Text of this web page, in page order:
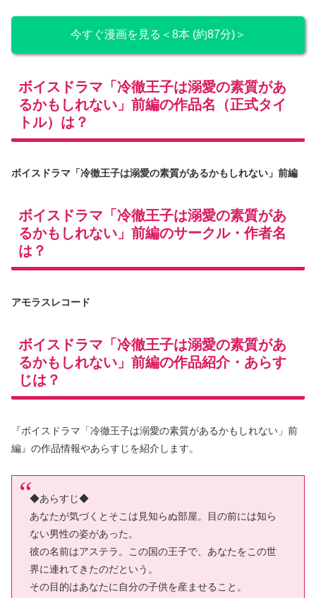
今すぐ漫画を見る＜8本 (約87分)＞
ボイスドラマ「冷徹王子は溺愛の素質があ
るかもしれない」前編の作品名（正式タイ
トル）は？
ボイスドラマ「冷徹王子は溺愛の素質があるかもしれない」前編
ボイスドラマ「冷徹王子は溺愛の素質があ
るかもしれない」前編のサークル・作者名
は？
アモラスレコード
ボイスドラマ「冷徹王子は溺愛の素質があ
るかもしれない」前編の作品紹介・あらす
じは？
『ボイスドラマ「冷徹王子は溺愛の素質があるかもしれない」前
編』の作品情報やあらすじを紹介します。
◆あらすじ◆
あなたが気づくとそこは見知らぬ部屋。目の前には知ら
ない男性の姿があった。
彼の名前はアステラ。この国の王子で、あなたをこの世
界に連れてきたのだという。
その目的はあなたに自分の子供を産ませること。